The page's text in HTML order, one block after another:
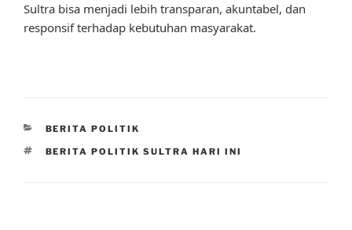
Sultra bisa menjadi lebih transparan, akuntabel, dan
responsif terhadap kebutuhan masyarakat.
CATEGORIES
BERITA POLITIK
TAGS
BERITA POLITIK SULTRA HARI INI